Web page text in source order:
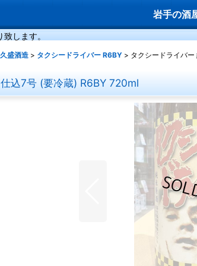
岩手の酒
します。
盛酒造 > タクシードライバー R6BY > タクシードライバ
込7号 (要冷蔵) R6BY 720ml